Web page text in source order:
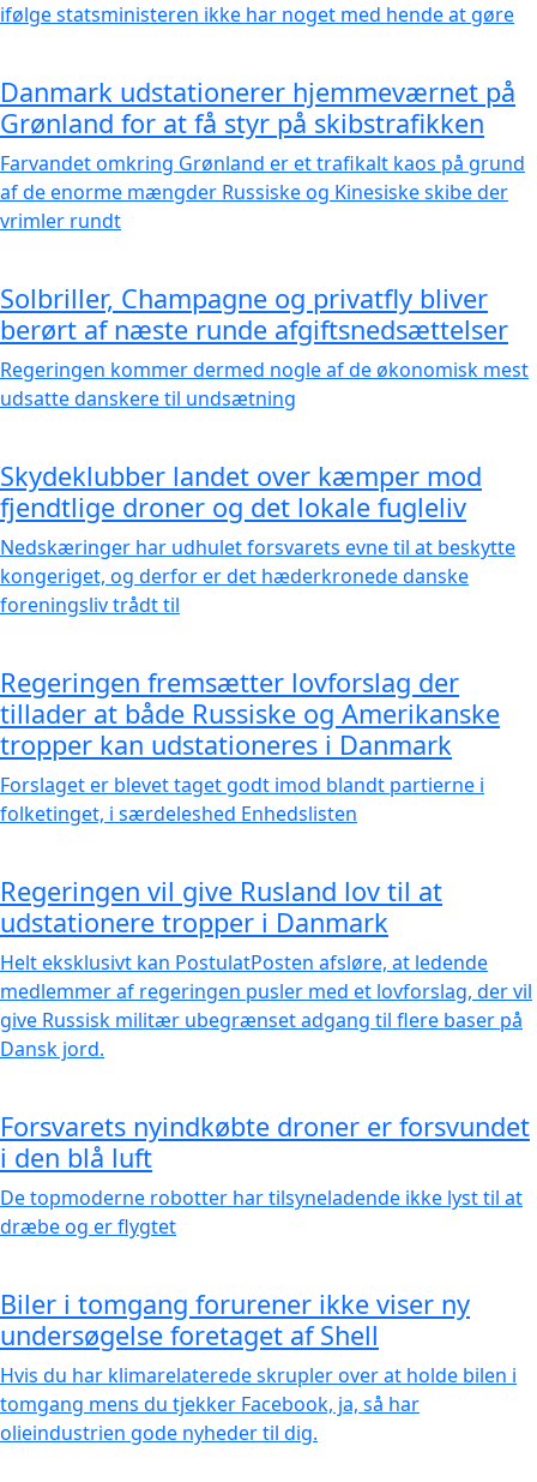
ifølge statsministeren ikke har noget med hende at gøre
Danmark udstationerer hjemmeværnet på
Grønland for at få styr på skibstrafikken
Farvandet omkring Grønland er et trafikalt kaos på grund
af de enorme mængder Russiske og Kinesiske skibe der
vrimler rundt
Solbriller, Champagne og privatfly bliver
berørt af næste runde afgiftsnedsættelser
Regeringen kommer dermed nogle af de økonomisk mest
udsatte danskere til undsætning
Skydeklubber landet over kæmper mod
fjendtlige droner og det lokale fugleliv
Nedskæringer har udhulet forsvarets evne til at beskytte
kongeriget, og derfor er det hæderkronede danske
foreningsliv trådt til
Regeringen fremsætter lovforslag der
tillader at både Russiske og Amerikanske
tropper kan udstationeres i Danmark
Forslaget er blevet taget godt imod blandt partierne i
folketinget, i særdeleshed Enhedslisten
Regeringen vil give Rusland lov til at
udstationere tropper i Danmark
Helt eksklusivt kan PostulatPosten afsløre, at ledende
medlemmer af regeringen pusler med et lovforslag, der vil
give Russisk militær ubegrænset adgang til flere baser på
Dansk jord.
Forsvarets nyindkøbte droner er forsvundet
i den blå luft
De topmoderne robotter har tilsyneladende ikke lyst til at
dræbe og er flygtet
Biler i tomgang forurener ikke viser ny
undersøgelse foretaget af Shell
Hvis du har klimarelaterede skrupler over at holde bilen i
tomgang mens du tjekker Facebook, ja, så har
olieindustrien gode nyheder til dig.